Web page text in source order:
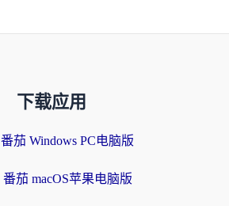
下载应用
番茄 Windows PC电脑版
番茄 macOS苹果电脑版